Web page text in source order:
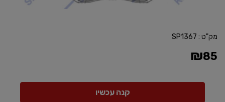
מק"ט : SP1367
₪85